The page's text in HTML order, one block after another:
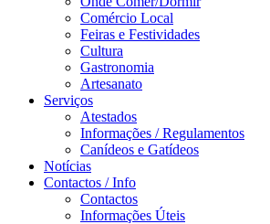
Comércio Local
Feiras e Festividades
Cultura
Gastronomia
Artesanato
Serviços
Atestados
Informações / Regulamentos
Canídeos e Gatídeos
Notícias
Contactos / Info
Contactos
Informações Úteis